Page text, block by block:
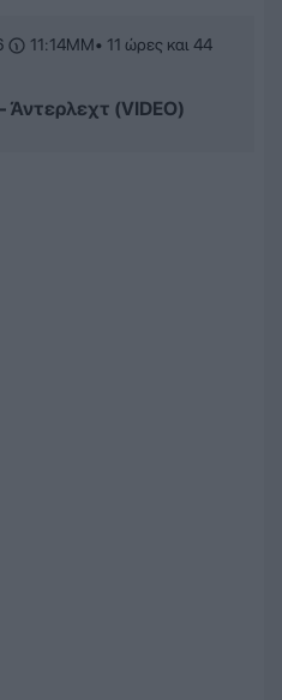
11:14ΜΜ• 11 ώρες και 44
(VIDEO)